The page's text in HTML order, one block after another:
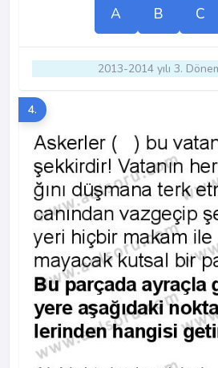
A B C
2013-2014 yılı 3.
4.